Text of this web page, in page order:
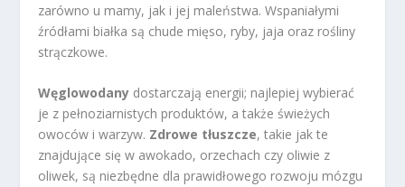
zarówno u mamy, jak i jej maleństwa. Wspaniałymi
źródłami białka są chude mięso, ryby, jaja oraz rośliny
strączkowe.
Węglowodany dostarczają energii; najlepiej wybierać
je z pełnoziarnistych produktów, a także świeżych
owoców i warzyw. Zdrowe tłuszcze, takie jak te
znajdujące się w awokado, orzechach czy oliwie z
oliwek, są niezbędne dla prawidłowego rozwoju mózgu